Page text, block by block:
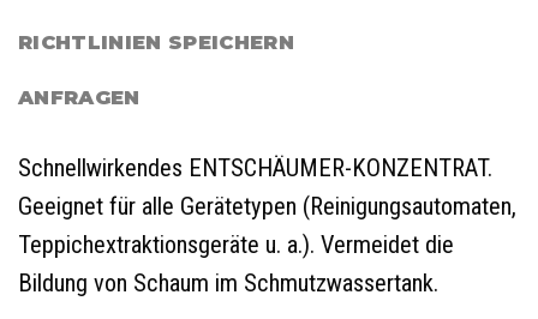
RICHTLINIEN SPEICHERN
ANFRAGEN
Schnellwirkendes ENTSCHÄUMER-KONZENTRAT.
Geeignet für alle Gerätetypen (Reinigungsautomaten,
Teppichextraktionsgeräte u. a.). Vermeidet die
Bildung von Schaum im Schmutzwassertank.